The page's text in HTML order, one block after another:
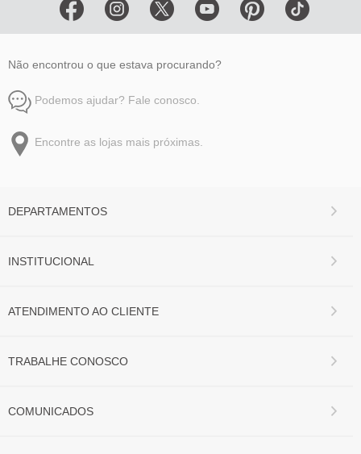
Não encontrou o que estava procurando?
Podemos ajudar? Fale conosco.
Encontre as lojas mais próximas.
DEPARTAMENTOS
INSTITUCIONAL
ATENDIMENTO AO CLIENTE
TRABALHE CONOSCO
COMUNICADOS